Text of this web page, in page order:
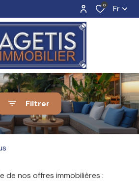
0 Fr
Filtrer
de nos offres immobilières :